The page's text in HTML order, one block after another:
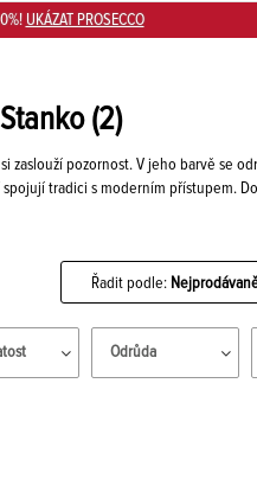
UKÁZAT PROSECCO
(2)
zaslouží pozornost. V jeho barvě se
tradici s moderním přístupem.
Řadit podle:
Odrůda